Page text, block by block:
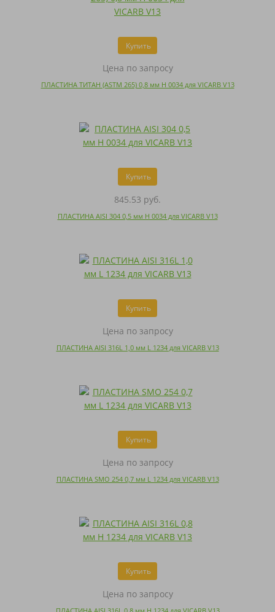
Купить
Цена по запросу
ПЛАСТИНА ТИТАН (ASTM 265) 0,8 мм H 0034 для VICARB V13
Купить
845.53 руб.
ПЛАСТИНА AISI 304 0,5 мм H 0034 для VICARB V13
Купить
Цена по запросу
ПЛАСТИНА AISI 316L 1,0 мм L 1234 для VICARB V13
Купить
Цена по запросу
ПЛАСТИНА SMO 254 0,7 мм L 1234 для VICARB V13
Купить
Цена по запросу